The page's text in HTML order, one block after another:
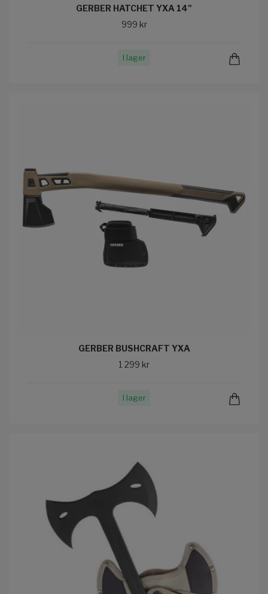
GERBER HATCHET YXA 14"
999 kr
I lager
GERBER BUSHCRAFT YXA
1 299 kr
I lager